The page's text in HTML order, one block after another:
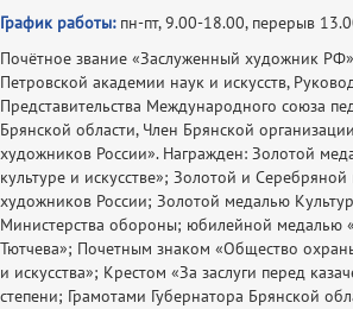
График работы: пн-пт, 9.00-18.00, перерыв
Почётное звание «Заслуженный художник
Петровской академии наук и искусств,
Представительства Международного союза
Брянской области, Член Брянской
художников России». Награжден: Золотой
культуре и искусстве»; Золотой и
художников России; Золотой медалью
Министерства обороны; юбилейной медалью
Тютчева»; Почетным знаком «Общество
и искусства»; Крестом «За заслуги перед
степени; Грамотами Губернатора Брянской